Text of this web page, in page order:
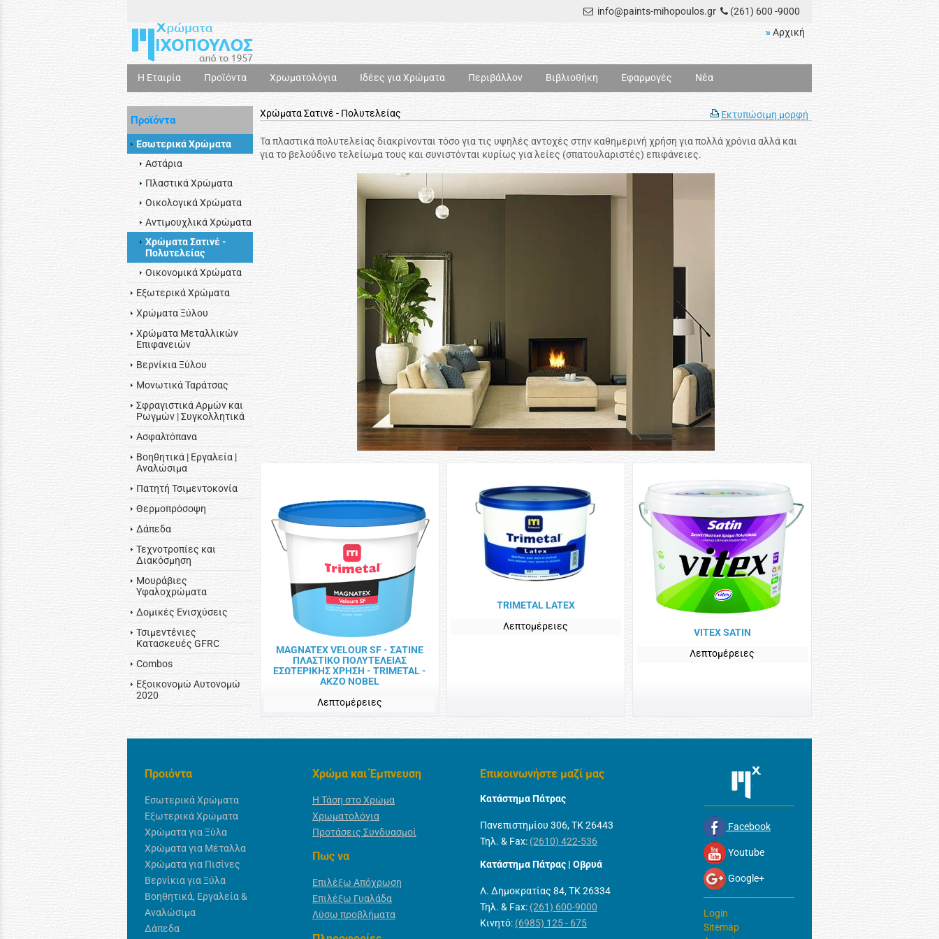
info@paints-mihopoulos.gr
(261) 600 -9000
Αρχική
Η Εταιρία Προϊόντα Χρωματολόγια Ιδέες για Χρώματα Περιβάλλον Βιβλιοθήκη Εφαρμογές Νέα
Προϊόντα
Εσωτερικά Χρώματα
Αστάρια
Πλαστικά Χρώματα
Οικολογικά Χρώματα
Αντιμουχλικά Χρώματα
Χρώματα Σατινέ -
Πολυτελείας
Οικονομικά Χρώματα
Εξωτερικά Χρώματα
Χρώματα Ξύλου
Χρώματα Μεταλλικών
Επιφανειών
Βερνίκια Ξύλου
Μονωτικά Ταράτσας
Σφραγιστικά Αρμών και
Ρωγμών | Συγκολλητικά
Ασφαλτόπανα
Βοηθητικά | Εργαλεία |
Αναλώσιμα
Πατητή Τσιμεντοκονία
Θερμοπρόσοψη
Δάπεδα
Τεχνοτροπίες και
Διακόσμηση
Μουράβιες
Υφαλοχρώματα
Δομικές Ενισχύσεις
Τσιμεντένιες
Κατασκευές GFRC
Combos
Εξοικονομώ Αυτονομώ
2020
Εκτυπώσιμη μορφή
Χρώματα Σατινέ - Πολυτελείας
Τα πλαστικά πολυτελείας διακρίνονται τόσο για τις υψηλές αντοχές στην καθημερινή χρήση για πολλά χρόνια αλλά και
για το βελούδινο τελείωμα τους και συνιστόνται κυρίως για λείες (σπατουλαριστές) επιφάνειες.
MAGNATEX VELOUR SF - ΣΑΤΙΝΕ
ΠΛΑΣΤΙΚΟ ΠΟΛΥΤΕΛΕΙΑΣ
ΕΣΩΤΕΡΙΚΗΣ ΧΡΗΣΗ - TRIMETAL -
AKZO NOBEL
Λεπτομέρειες
TRIMETAL LATEX
Λεπτομέρειες
VITEX SATIN
Λεπτομέρειες
Προιόντα
Εσωτερικά Χρώματα
Εξωτερικά Χρώματα
Χρώματα για Ξύλα
Χρώματα για Μέταλλα
Χρώματα για Πισίνες
Βερνίκια για Ξύλα
Βοηθητικά, Εργαλεία &
Αναλώσιμα
Δάπεδα
Χρώμα και Έμπνευση
Η Τάση στο Χρώμα
Χρωματολόγια
Προτάσεις Συνδυασμοί
Πως να
Επιλέξω Απόχρωση
Επιλέξω Γυαλάδα
Λύσω προβλήματα
Επικοινωνήστε μαζί μας
Κατάστημα Πάτρας
Πανεπιστημίου 306, ΤΚ 26443
Τηλ. & Fax: (2610) 422-536
Κατάστημα Πάτρας | Οβρυά
Λ. Δημοκρατίας 84, ΤΚ 26334
Τηλ. & Fax: (261) 600-9000
Κινητό: (6985) 125 - 675
Facebook
Youtube
Google+
Login
Sitemap